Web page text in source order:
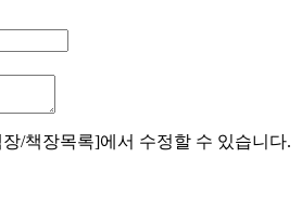
/책장목록]에서 수정할 수 있습니다.